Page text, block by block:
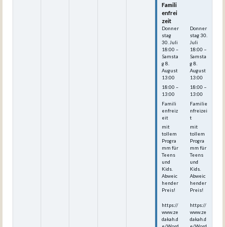
Famili
enfrei
zeit
Donner
stag
30. Juli
18:00 –
Samsta
g8.
August
13:00
18:00 –
13:00
Famili
enfreiz
eit
mit
tollem
Progra
mm für
Teens
und
Kids.
Abweic
hender
Preis!
https://
www.ze
dakah.d
Donner
stag30.
Juli
18:00 –
Samsta
g8.
August
13:00
18:00 –
13:00
Familie
nfreizei
t
mit
tollem
Progra
mm für
Teens
und
Kids.
Abweic
hender
Preis!
https://
www.ze
dakah.d